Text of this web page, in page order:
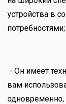
устройства в
потребностями;
- Он имеет
вам